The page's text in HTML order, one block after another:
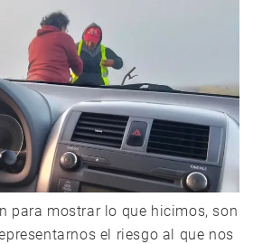
para mostrar lo que hicimos, son
el riesgo al que nos